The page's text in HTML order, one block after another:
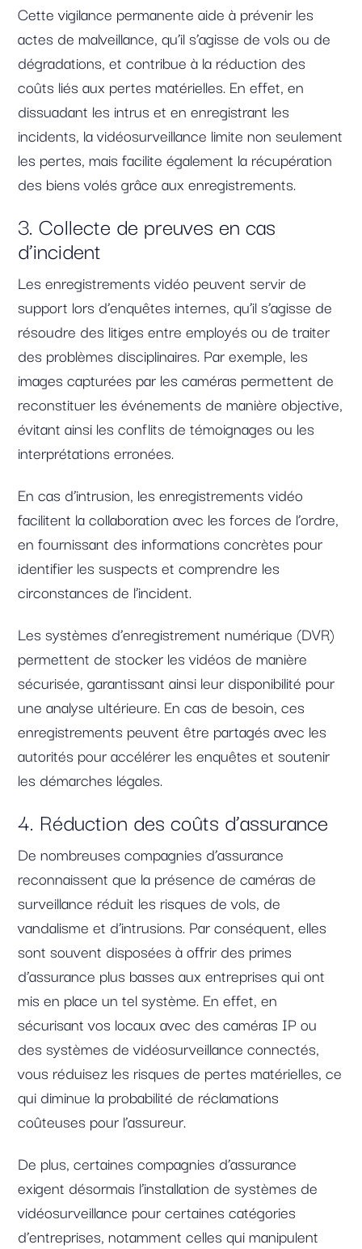
Cette vigilance permanente aide à prévenir les
actes de malveillance, qu’il s’agisse de vols ou de
dégradations, et contribue à la réduction des
coûts liés aux pertes matérielles. En effet, en
dissuadant les intrus et en enregistrant les
incidents, la vidéosurveillance limite non seulement
les pertes, mais facilite également la récupération
des biens volés grâce aux enregistrements.
3. Collecte de preuves en cas
d’incident
Les enregistrements vidéo peuvent servir de
support lors d’enquêtes internes, qu’il s’agisse de
résoudre des litiges entre employés ou de traiter
des problèmes disciplinaires. Par exemple, les
images capturées par les caméras permettent de
reconstituer les événements de manière objective,
évitant ainsi les conflits de témoignages ou les
interprétations erronées.
En cas d’intrusion, les enregistrements vidéo
facilitent la collaboration avec les forces de l’ordre,
en fournissant des informations concrètes pour
identifier les suspects et comprendre les
circonstances de l’incident.
Les systèmes d’enregistrement numérique (DVR)
permettent de stocker les vidéos de manière
sécurisée, garantissant ainsi leur disponibilité pour
une analyse ultérieure. En cas de besoin, ces
enregistrements peuvent être partagés avec les
autorités pour accélérer les enquêtes et soutenir
les démarches légales.
4. Réduction des coûts d’assurance
De nombreuses compagnies d’assurance
reconnaissent que la présence de caméras de
surveillance réduit les risques de vols, de
vandalisme et d’intrusions. Par conséquent, elles
sont souvent disposées à offrir des primes
d’assurance plus basses aux entreprises qui ont
mis en place un tel système. En effet, en
sécurisant vos locaux avec des caméras IP ou
des systèmes de vidéosurveillance connectés,
vous réduisez les risques de pertes matérielles, ce
qui diminue la probabilité de réclamations
coûteuses pour l’assureur.
De plus, certaines compagnies d’assurance
exigent désormais l’installation de systèmes de
vidéosurveillance pour certaines catégories
d’entreprises, notamment celles qui manipulent